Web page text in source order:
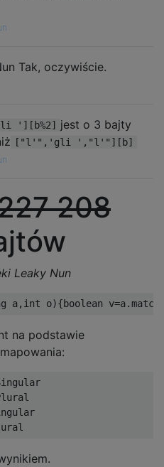
Tak, oczywiście.
'][b%2]
jest o 3 bajty
["l'",'gli ',"l'"][b]
208
Leaky Nun
na podstawie